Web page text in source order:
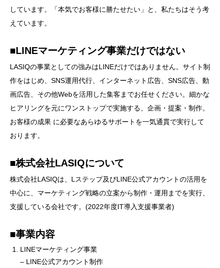
しています。「本気でお客様に勝たせたい」と、私たちはそう考
えています。
■LINEマーケティング事業だけではない
LASIQの事業としての強みはLINEだけではありません。サイト制
作をはじめ、SNS運用代行、インターネット広告、SNS広告、動
画広告、その他Webを活用した集客までお任せください。細かな
ヒアリングを元にワンストップで実施する、企画・提案・制作。
お客様の成果 に必要なあらゆるサポートを一気通貫で実行して
おります。
■株式会社LASIQについて
株式会社LASIQは、Lステップ及びLINE公式アカウントの活用を
中心に、マーケティング戦略の立案から制作・運用までを実行、
支援している会社です。(2022年度IT導入支援事業者)
■事業内容
LINEマーケティング事業
– LINE公式アカウント制作